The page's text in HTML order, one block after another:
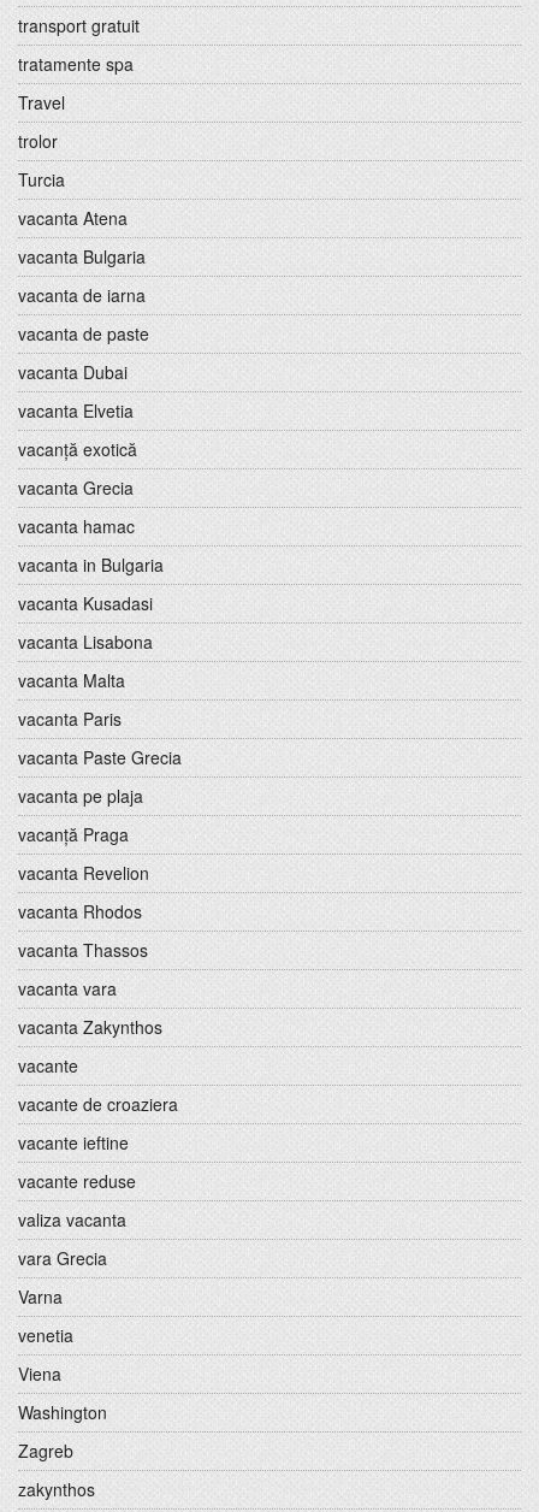
transport gratuit
tratamente spa
Travel
trolor
Turcia
vacanta Atena
vacanta Bulgaria
vacanta de iarna
vacanta de paste
vacanta Dubai
vacanta Elvetia
vacanță exotică
vacanta Grecia
vacanta hamac
vacanta in Bulgaria
vacanta Kusadasi
vacanta Lisabona
vacanta Malta
vacanta Paris
vacanta Paste Grecia
vacanta pe plaja
vacanță Praga
vacanta Revelion
vacanta Rhodos
vacanta Thassos
vacanta vara
vacanta Zakynthos
vacante
vacante de croaziera
vacante ieftine
vacante reduse
valiza vacanta
vara Grecia
Varna
venetia
Viena
Washington
Zagreb
zakynthos